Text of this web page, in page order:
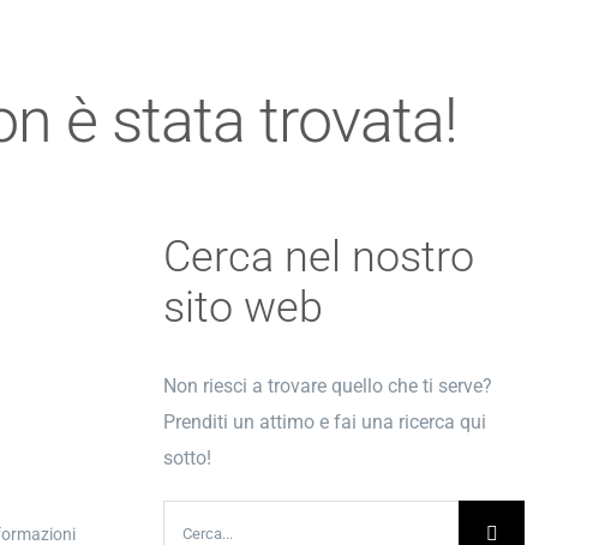
è stata trovata!
Cerca nel nostro
sito web
Non riesci a trovare quello che ti serve?
Prenditi un attimo e fai una ricerca qui
sotto!